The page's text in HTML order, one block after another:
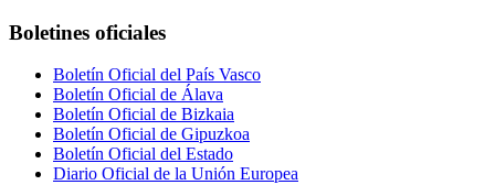
Boletines oficiales
Boletín Oficial del País Vasco
Boletín Oficial de Álava
Boletín Oficial de Bizkaia
Boletín Oficial de Gipuzkoa
Boletín Oficial del Estado
Diario Oficial de la Unión Europea